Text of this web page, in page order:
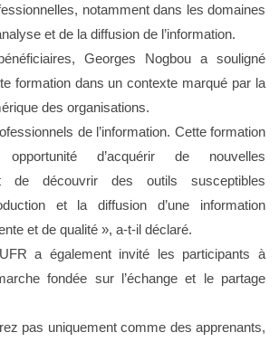
notamment dans les domaines
et de la diffusion de l’information.
Georges Nogbou a souligné
formation dans un contexte marqué par la
des organisations.
de l’information. Cette formation
d’acquérir de nouvelles
de découvrir des outils susceptibles
et la diffusion d’une information
et de qualité », a-t-il déclaré.
a également invité les participants à
fondée sur l’échange et le partage
pas uniquement comme des apprenants,